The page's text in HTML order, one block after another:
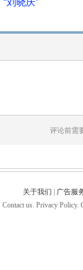
“刘晓庆”
评论前需
关于我们
广告服
Contact us. Privacy